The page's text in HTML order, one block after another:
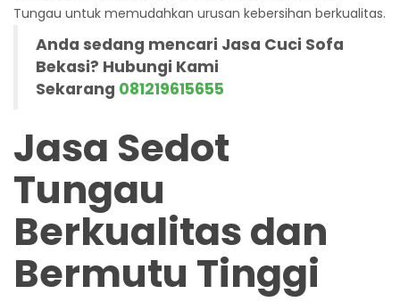
Tungau untuk memudahkan urusan kebersihan berkualitas.
Anda sedang mencari Jasa Cuci Sofa
Bekasi? Hubungi Kami
Sekarang 081219615655
Jasa Sedot
Tungau
Berkualitas dan
Bermutu Tinggi